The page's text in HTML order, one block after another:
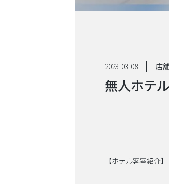
2023-03-08 店
無人ホテ
【ホテル客室紹介】